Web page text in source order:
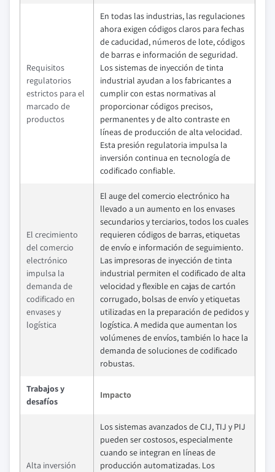
Requisitos
regulatorios
estrictos para el
marcado de
productos
En todas las industrias, las regulaciones
ahora exigen códigos claros para fechas
de caducidad, números de lote, códigos
de barras e información de seguridad.
Los sistemas de inyección de tinta
industrial ayudan a los fabricantes a
cumplir con estas normativas al
proporcionar códigos precisos,
permanentes y de alto contraste en
líneas de producción de alta velocidad.
Esta presión regulatoria impulsa la
inversión continua en tecnología de
codificado confiable.
El crecimiento
del comercio
electrónico
impulsa la
demanda de
codificado en
envases y
logística
El auge del comercio electrónico ha
llevado a un aumento en los envases
secundarios y terciarios, todos los cuales
requieren códigos de barras, etiquetas
de envío e información de seguimiento.
Las impresoras de inyección de tinta
industrial permiten el codificado de alta
velocidad y flexible en cajas de cartón
corrugado, bolsas de envío y etiquetas
utilizadas en la preparación de pedidos y
logística. A medida que aumentan los
volúmenes de envíos, también lo hace la
demanda de soluciones de codificado
robustas.
Trabajos y
desafíos
Impacto
Alta inversión
Los sistemas avanzados de CIJ, TIJ y PIJ
pueden ser costosos, especialmente
cuando se integran en líneas de
producción automatizadas. Los